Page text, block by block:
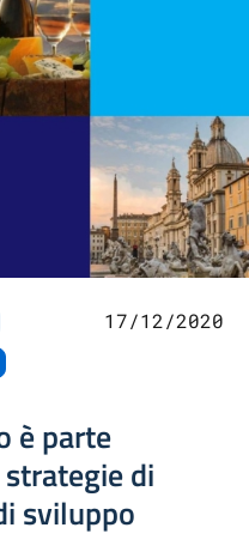
17/12/2020
è parte
di
sviluppo